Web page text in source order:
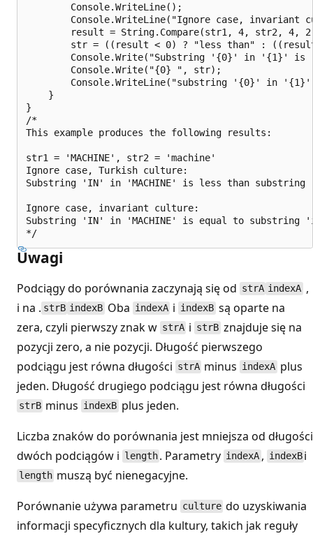
        Console.WriteLine();
Console.WriteLine("Ignore case, invariant
result = String.Compare(str1, 4, str2, 4,
str = ((result < 0) ? "less than" :
Console.Write("Substring '{0}' in '{1}' is
        Console.Write("{0} ", str);
Console.WriteLine("substring '{0}' in
    }
}
/*
This example produces the following results:
str1 = 'MACHINE', str2 = 'machine'
Ignore case, Turkish culture:
Substring 'IN' in 'MACHINE' is less than
Ignore case, invariant culture:
Substring 'IN' in 'MACHINE' is equal to
Uwagi
Podciągy do porównania zaczynają się od strA indexA ,
i na . strB indexB Oba indexA i indexB są oparte na
zera, czyli pierwszy znak w strA i strBznajduje się na
pozycji zero, a nie pozycji. Długość pierwszego
podciągu jest równa długości strA minus indexA plus
jeden. Długość drugiego podciągu jest równa długości
strB minus indexB plus jeden.
Liczba znaków do porównania jest mniejsza od długości
dwóch podciągów i length . Parametry indexA , indexB i
length muszą być nienegacyjne.
Porównanie używa parametru culture do uzyskiwania
informacji specyficznych dla kultury, takich jak reguły